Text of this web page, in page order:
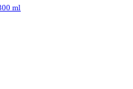
ml